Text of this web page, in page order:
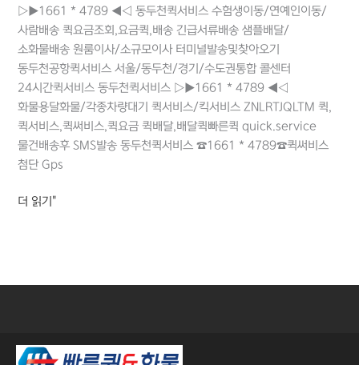
▷▶1661 * 4789 ◀◁ 동두천퀵서비스 수험생이동/연예인이동/
사람배송 퀵요금조회,요금퀵,배송 긴급서류배송 샘플배달/
소화물배송 원룸이사/소규모이사 터미널발송및찾아오기
동두천공항퀵서비스 서울/동두천/경기/수도권통합 콜센터
24시간퀵서비스 동두천퀵서비스 ▷▶1661 * 4789 ◀◁
화물용달화물/각종차량대기 퀵서비스/킥서비스 ZNLRTJQLTM 퀵,
퀵서비스,퀵써비스,퀵요금 퀵배달,배달퀵빠른퀵 quick.service
물건배송후 SMS발송 동두천퀵서비스 ☎1661 * 4789☎퀵써비스
첨단 Gps
더 읽기"